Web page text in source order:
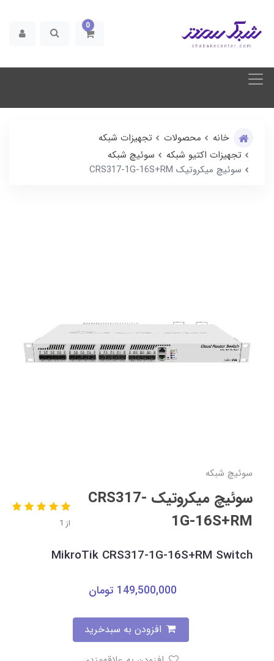
0
خانه محصولات
تجهیزات شبکه
تجهیزات اکتیو شبکه
سوئیچ شبکه
سوئیچ میکروتیک CRS317-1G-16S+RM
سوئیچ شبکه
سوئیچ میکروتیک CRS317-
1G-16S+RM
از 1
MikroTik CRS317-1G-16S+RM Switch
149,500,000 تومان